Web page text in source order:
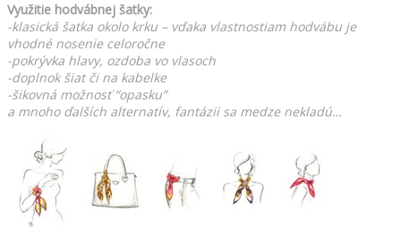
Využitie hodvábnej šatky:
-klasická šatka okolo krku – vďaka vlastnostiam hodvábu je
vhodné nosenie celoročne
-pokrývka hlavy, ozdoba vo vlasoch
-doplnok šiat či na kabelke
-šikovná možnosť “opasku”
a mnoho ďalších alternatív, fantázii sa medze nekladú…